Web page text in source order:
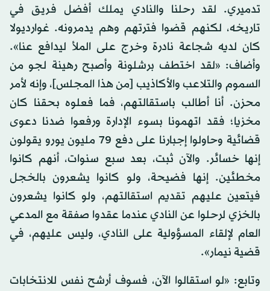
تدميري. لقد رحلنا والنادي يملك أفضل فريق في
تاريخه، لكنهم قضوا فترتهم وهم يدمرونه. غوارديولا
كان لديه شجاعة نادرة وخرج على الملأ ليدافع عنا».
وأضاف: «لقد اختطف برشلونة وأصبح رهينة لجو من
السموم والتلاعب والأكاذيب [من هذا المجلس]، وإنه لأمر
محزن. أنا أطالب باستقالتهم، فما فعلوه بحقنا كان
مخزيا؛ فقد اتهمونا بسوء الإدارة ورفعوا ضدنا دعوى
قضائية وحاولوا إجبارنا على دفع 79 مليون يورو يقولون
إنها خسائر. والآن ثبت، بعد سبع سنوات، أنهم كانوا
مخطئين. إنها فضيحة، ولو كانوا يشعرون بالخجل
فيتعين عليهم تقديم استقالتهم، ولو كانوا يشعرون
بالخزي لرحلوا عن النادي عندما عقدوا صفقة مع المدعي
العام لإلقاء المسؤولية على النادي، وليس عليهم، في
قضية نيمار».
وتابع: «لو استقالوا الآن، فسوف أرشح نفس للانتخابات